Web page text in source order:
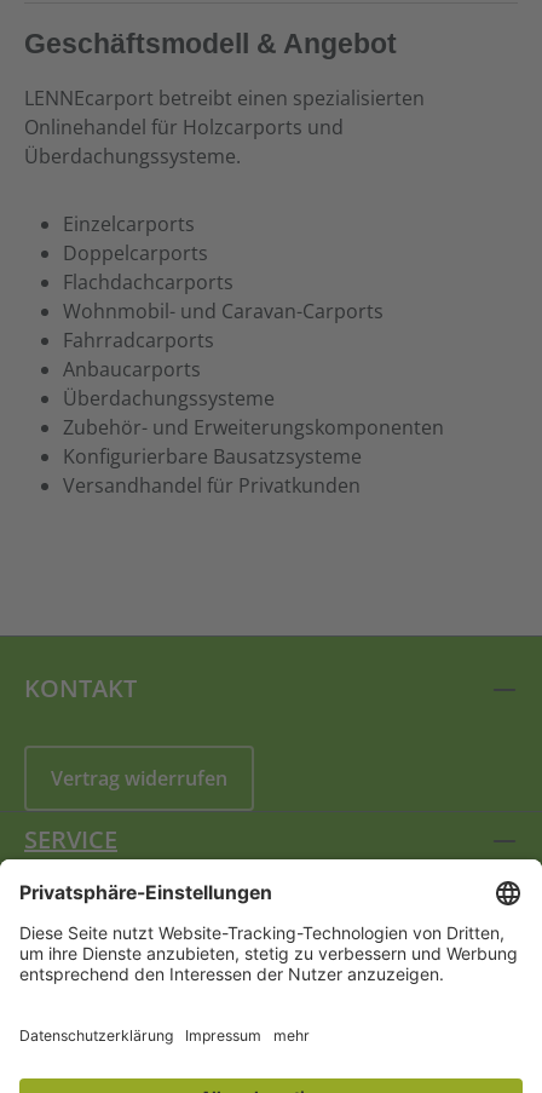
Geschäftsmodell & Angebot
LENNEcarport betreibt einen spezialisierten
Onlinehandel für Holzcarports und
Überdachungssysteme.
Einzelcarports
Doppelcarports
Flachdachcarports
Wohnmobil- und Caravan-Carports
Fahrradcarports
Anbaucarports
Überdachungssysteme
Zubehör- und Erweiterungskomponenten
Konfigurierbare Bausatzsysteme
Versandhandel für Privatkunden
KONTAKT
Vertrag widerrufen
SERVICE
INFORMATIONEN
FOLGEN SIE UNS